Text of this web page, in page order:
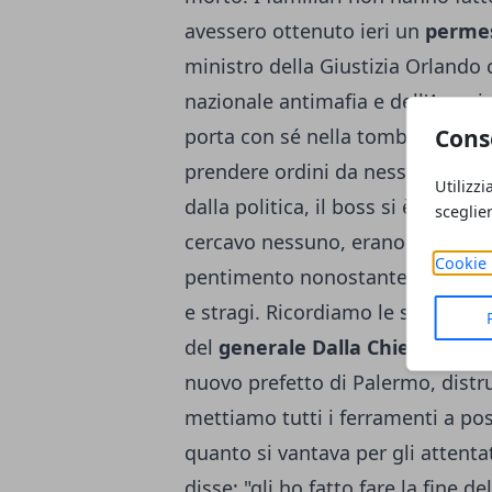
Cookie
avessero ottenuto ieri un
ministro della Giustizia Orlando
nazionale antimafia e
porta con sé nella tomba tanti
prendere ordini da nessuno, a
dalla politica, il boss si è più
cercavo nessuno, erano loro a
pentimento nonostante le26
e stragi. Ricordiamo le sue
del generale Dalla Chiesa :
nuovo prefetto di Palermo,
mettiamo tutti i ferramenti a
quanto si vantava per gli